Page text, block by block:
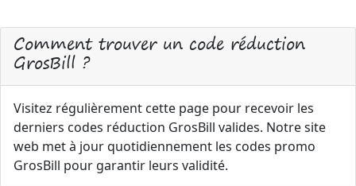
Comment trouver un code réduction
GrosBill ?
Visitez régulièrement cette page pour recevoir les
derniers codes réduction GrosBill valides. Notre site
web met à jour quotidiennement les codes promo
GrosBill pour garantir leurs validité.